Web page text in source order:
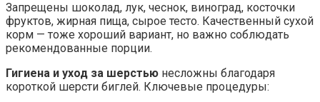
Запрещены шоколад, лук, чеснок, виноград, косточки
фруктов, жирная пища, сырое тесто. Качественный сухой
корм — тоже хороший вариант, но важно соблюдать
рекомендованные порции.
Гигиена и уход за шерстью несложны благодаря
короткой шерсти биглей. Ключевые процедуры: